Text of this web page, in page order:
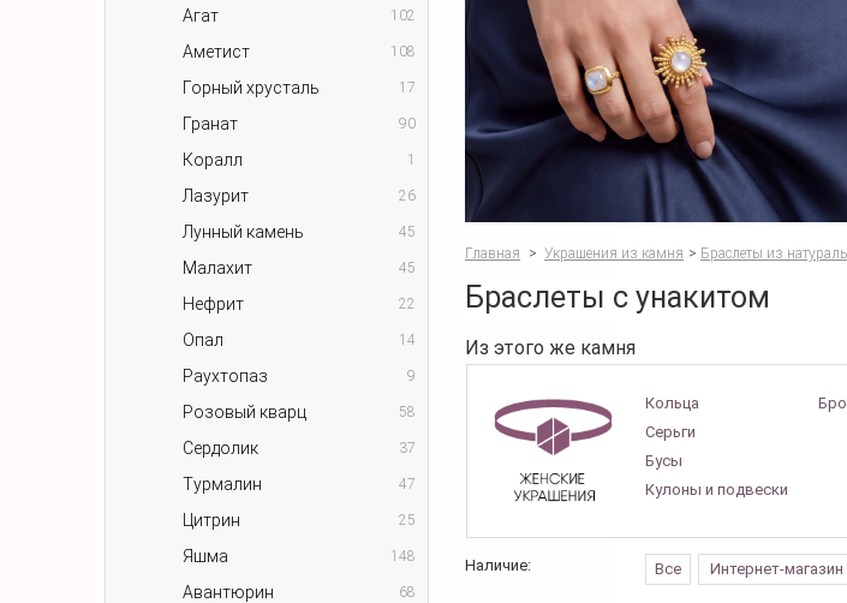
Агат
102
Аметист 108
Горный хрусталь 17
Гранат 90
Коралл 1
Лазурит 26
Лунный камень 45
Малахит 45
Нефрит 22
Опал 14
Раухтопаз 9
Розовый кварц 58
Сердолик 37
Турмалин 47
Цитрин 25
Яшма 148
Авантюрин 68
Главная > Украшения из камня > Браслеты из
Браслеты с унакитом
Из этого же камня
Кольца
Серьги
Бусы
Кулоны и подвески
Наличие: Все Интернет-магазин